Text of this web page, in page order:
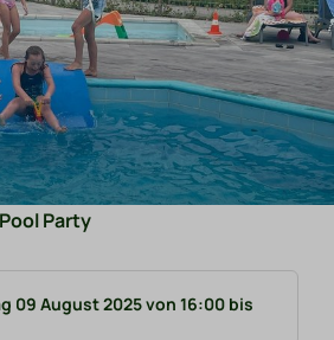
Party
09 August 2025 von 16:00 bis